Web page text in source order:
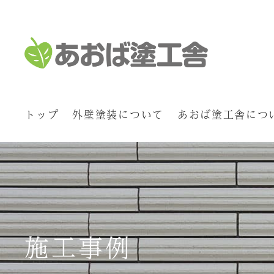
トップ 外壁塗装について あおば塗工舎につ
施工事例